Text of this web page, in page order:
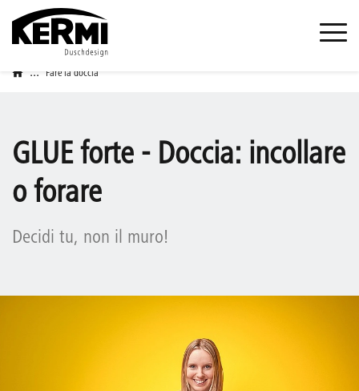
... Fare la doccia
GLUE forte - Doccia: incollare
o forare
Decidi tu, non il muro!